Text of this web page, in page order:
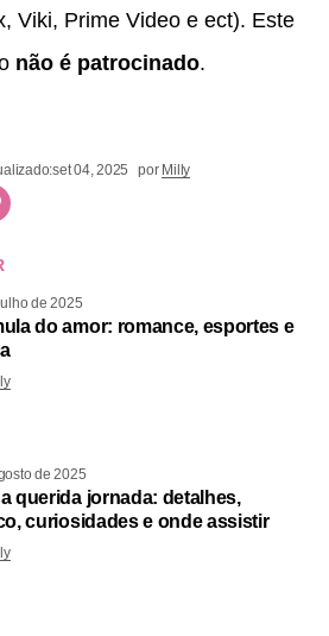
Viki, Prime Video e ect). Este
não é patrocinado.
set 04, 2025 por Milly
de 2025
do amor: romance, esportes e
de 2025
querida jornada: detalhes,
curiosidades e onde assistir